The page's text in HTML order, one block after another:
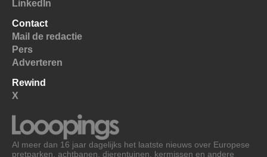
LinkedIn
Contact
Mail de redactie
Pers
Adverteren
Rewind
X
Al meer dan 16 jaar dagelijks het laatste nieuws over Europese
pretparken, achtbanen, dierentuinen, kermissen en andere